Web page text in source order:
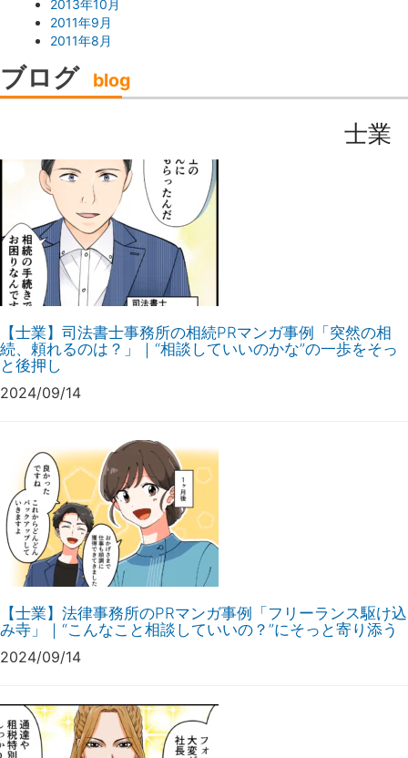
2013年10月
2011年9月
2011年8月
ブログ blog
士業
【士業】司法書士事務所の相続PRマンガ事例「突然の相
続、頼れるのは？」｜“相談していいのかな”の一歩をそっ
と後押し
2024/09/14
【士業】法律事務所のPRマンガ事例「フリーランス駆け込
み寺」｜“こんなこと相談していいの？”にそっと寄り添う
2024/09/14